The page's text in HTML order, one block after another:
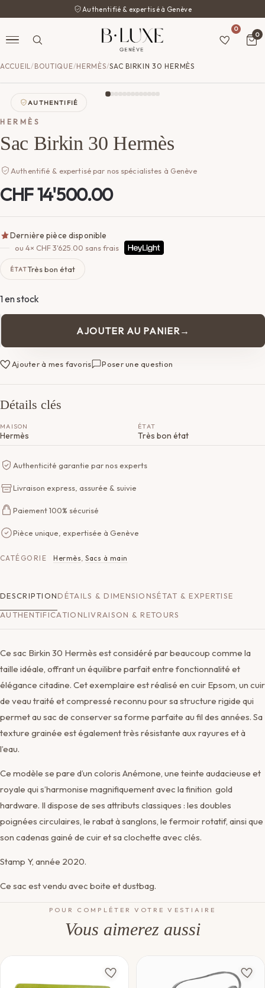
Authentifié & expertisé à Genève
0
0
ACCUEIL/ BOUTIQUE/HERMÈS/SAC BIRKIN 30 HERMÈS
AUTHENTIFIÉ
HERMÈS
Sac Birkin 30 Hermès
Authentifié & expertisé par nos spécialistes à Genève
CHF14'500.00
Dernière pièce disponible
ou 4× CHF3'625.00 sans frais
ÉTATTrès bon état
1 en stock
de
Sac
Birkin
AJOUTER AU PANIER
Ajouter à mes favoris Poser une question
Détails clés
MAISON
Hermès
ÉTAT
Très bon état
Authenticité garantie par nos experts
Livraison express, assurée & suivie
Paiement 100% sécurisé
Pièce unique, expertisée à Genève
CATÉGORIE Hermès,Sacs à main
DESCRIPTIONDÉTAILS & DIMENSIONSÉTAT & EXPERTISE
AUTHENTIFICATIONLIVRAISON & RETOURS
Ce sac Birkin 30 Hermès est considéré par beaucoup comme la
taille idéale, offrant un équilibre parfait entre fonctionnalité et
élégance citadine. Cet exemplaire est réalisé en cuir Epsom, un cuir
de veau traité et compressé reconnu pour sa structure rigide qui
permet au sac de conserver sa forme parfaite au fil des années. Sa
texture grainée est également très résistante aux rayures et à
l’eau.
Ce modèle se pare d’un coloris Anémone, une teinte audacieuse et
royale qui s’harmonise magnifiquement avec la finition gold
hardware. Il dispose de ses attributs classiques : les doubles
poignées circulaires, le rabat à sanglons, le fermoir rotatif, ainsi que
son cadenas gainé de cuir et sa clochette avec clés.
Stamp Y, année 2020.
Ce sac est vendu avec boite et dustbag.
POUR COMPLÉTER VOTRE VESTIAIRE
Vous aimerez aussi